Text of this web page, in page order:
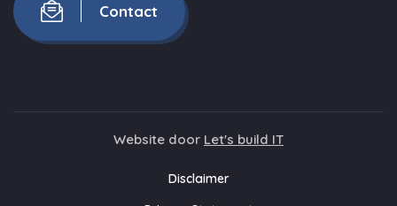
Contact
Website door Let's build IT
Disclaimer